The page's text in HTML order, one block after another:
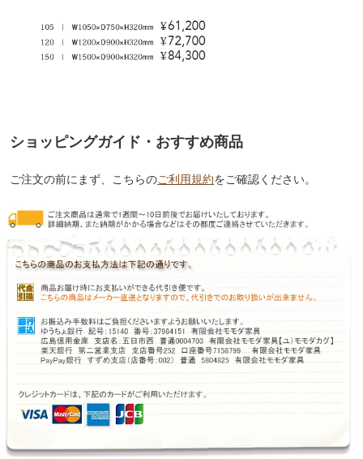
ショッピングガイド・おすすめ商品
ご注文の前にまず、こちらのご利用規約をご確認ください。